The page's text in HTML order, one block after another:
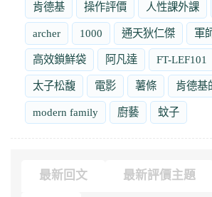
肯德基 操作評價 人性課外課
archer 1000 通天狄仁傑 軍
高效鎖鮮袋 阿凡達 FT-LEF101
太子松馥 電影 薯條 肯德基
modern family 廚藝 蚊子
最新回文 最新評價主題